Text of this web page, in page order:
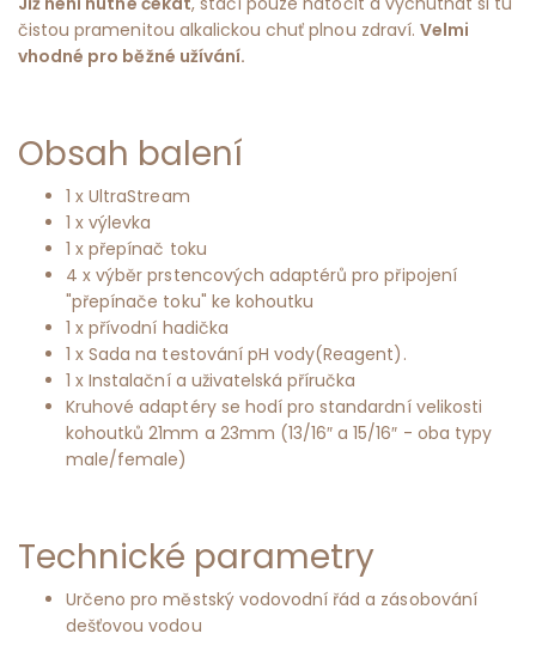
čistou pramenitou alkalickou chuť plnou zdraví. Velmi
vhodné pro běžné užívání.
Obsah balení
1 x UltraStream
1 x výlevka
1 x přepínač toku
4 x výběr prstencových adaptérů pro připojení
"přepínače toku" ke kohoutku
1 x přívodní hadička
1 x Sada na testování pH vody(Reagent).
1 x Instalační a uživatelská příručka
Kruhové adaptéry se hodí pro standardní velikosti
kohoutků 21mm a 23mm (13/16″ a 15/16″ - oba typy
male/female)
Technické parametry
Určeno pro městský vodovodní řád a zásobování
dešťovou vodou